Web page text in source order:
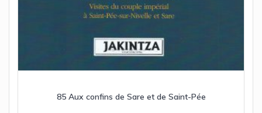
85 Aux confins de Sare et de Saint-Pée